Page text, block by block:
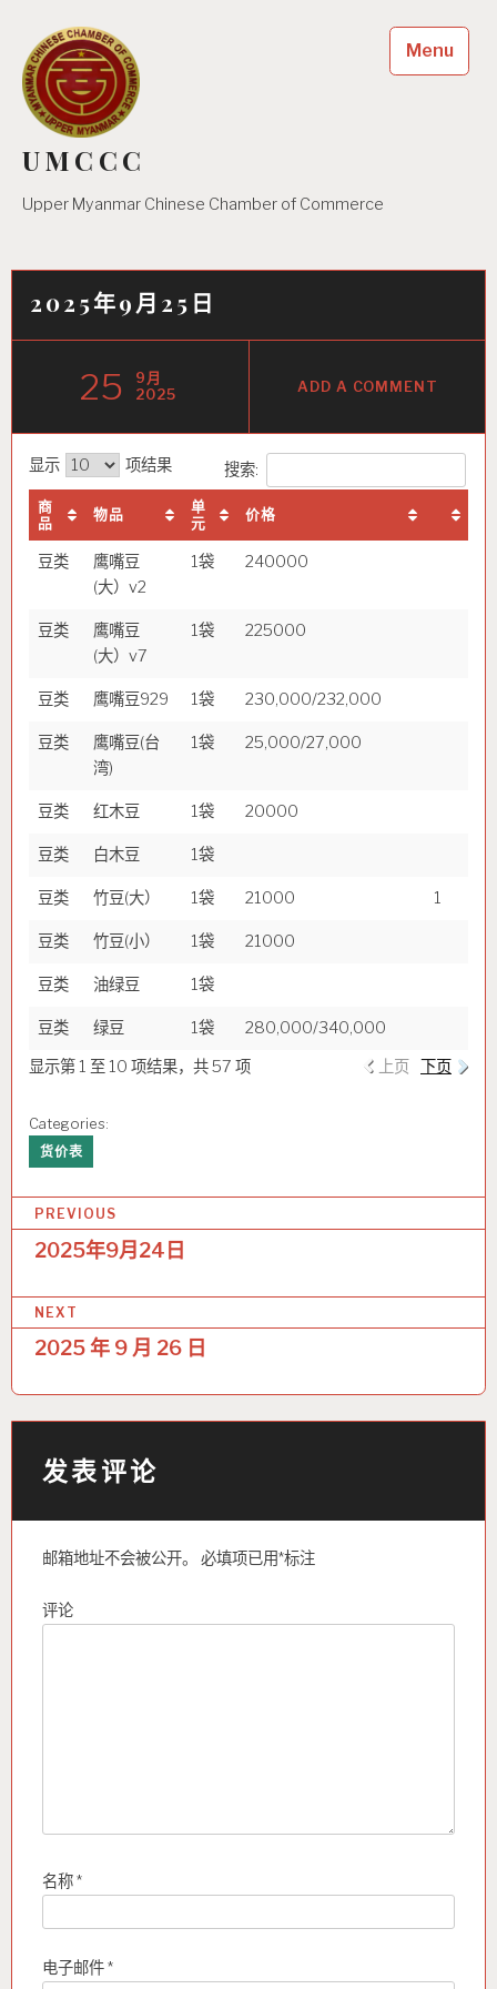
content
UMCCC
Upper Myanmar Chinese Chamber of Commerce
Menu
2025年9月25日
25
9月
2025
ADD A COMMENT
显示 项结果 搜索:
商
品
物品
单
元
价格
豆类
鹰嘴豆
(大）v2
1袋 240000
豆类
鹰嘴豆
(大）v7
1袋 225000
豆类 鹰嘴豆929 1袋 230,000/232,000
豆类
鹰嘴豆(台
湾)
1袋 25,000/27,000
豆类 红木豆 1袋 20000
豆类 白木豆 1袋
豆类 竹豆(大） 1袋 21000 1
豆类 竹豆(小） 1袋 21000
豆类 油绿豆 1袋
豆类 绿豆 1袋
280,000/340,000
显示第 1 至 10 项结果，共 57 项
上页 下页
Categories:
货价表
文
章
导
航
PREVIOUS
2025年9月24日
NEXT
2025 年 9 月 26 日
发表评论
邮箱地址不会被公开。 必填项已用*标注
评论
名称*
电子邮件*